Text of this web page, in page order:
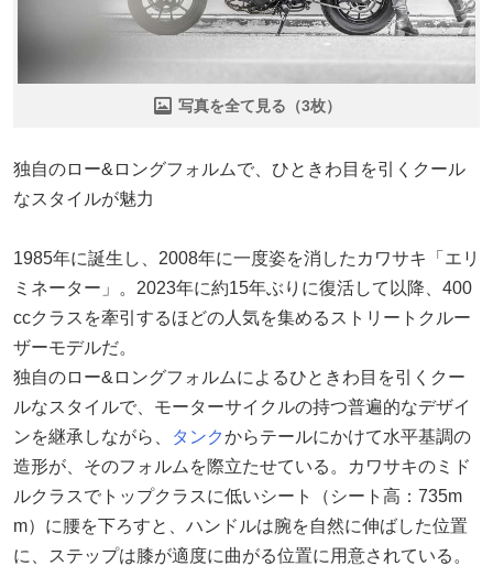
写真を全て見る（3枚）
独自のロー&ロングフォルムで、ひときわ目を引くクール
なスタイルが魅力
1985年に誕生し、2008年に一度姿を消したカワサキ「エリ
ミネーター」。2023年に約15年ぶりに復活して以降、400
ccクラスを牽引するほどの人気を集めるストリートクルー
ザーモデルだ。
独自のロー&ロングフォルムによるひときわ目を引くクー
ルなスタイルで、モーターサイクルの持つ普遍的なデザイ
ンを継承しながら、
タンクからテールにかけて水平基調の
造形が、そのフォルムを際立たせている。カワサキのミド
ルクラスでトップクラスに低いシート（シート高：735m
m）に腰を下ろすと、ハンドルは腕を自然に伸ばした位置
に、ステップは膝が適度に曲がる位置に用意されている。